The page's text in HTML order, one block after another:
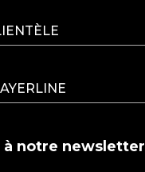
à notre newsletter